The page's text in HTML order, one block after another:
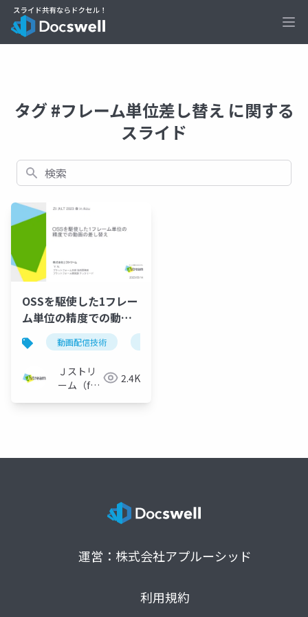
タグ #フレーム単位差し替え に関する
スライド
検索
OSSを駆使した1フレー
ム単位の精度での動画
の差し替え_大LT2023
春 in Aizu
動画配信技術
Ｊストリ
ーム（for
2.4K
運営：株式会社アプルーシッド
利用規約